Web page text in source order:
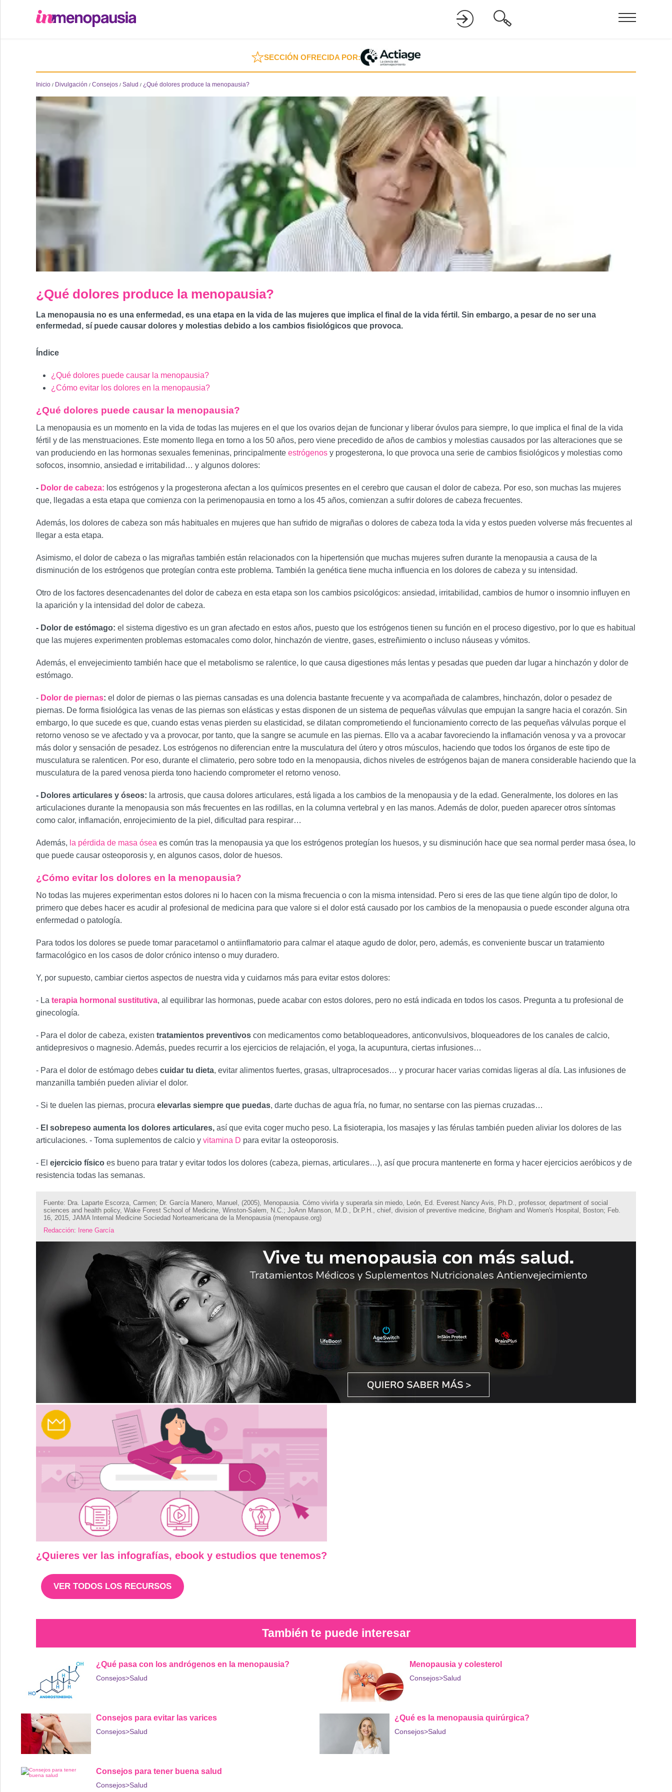
Investigación
SECCIÓN OFRECIDA POR:
Inicio / Divulgación / Consejos / Salud / ¿Qué dolores produce la menopausia?
¿Qué dolores produce la menopausia?
La menopausia no es una enfermedad, es una etapa en la vida de las mujeres que implica el final de la vida fértil. Sin embargo, a pesar de no ser una
enfermedad, sí puede causar dolores y molestias debido a los cambios fisiológicos que provoca.
Índice
¿Qué dolores puede causar la menopausia?
¿Cómo evitar los dolores en la menopausia?
¿Qué dolores puede causar la menopausia?
La menopausia es un momento en la vida de todas las mujeres en el que los ovarios dejan de funcionar y liberar óvulos para siempre, lo que implica el final de la vida
fértil y de las menstruaciones. Este momento llega en torno a los 50 años, pero viene precedido de años de cambios y molestias causados por las alteraciones que se
van produciendo en las hormonas sexuales femeninas, principalmente estrógenos y progesterona, lo que provoca una serie de cambios fisiológicos y molestias como
sofocos, insomnio, ansiedad e irritabilidad… y algunos dolores:
- Dolor de cabeza: los estrógenos y la progesterona afectan a los químicos presentes en el cerebro que causan el dolor de cabeza. Por eso, son muchas las mujeres
que, llegadas a esta etapa que comienza con la perimenopausia en torno a los 45 años, comienzan a sufrir dolores de cabeza frecuentes.
Además, los dolores de cabeza son más habituales en mujeres que han sufrido de migrañas o dolores de cabeza toda la vida y estos pueden volverse más frecuentes al
llegar a esta etapa.
Asimismo, el dolor de cabeza o las migrañas también están relacionados con la hipertensión que muchas mujeres sufren durante la menopausia a causa de la
disminución de los estrógenos que protegían contra este problema. También la genética tiene mucha influencia en los dolores de cabeza y su intensidad.
Otro de los factores desencadenantes del dolor de cabeza en esta etapa son los cambios psicológicos: ansiedad, irritabilidad, cambios de humor o insomnio influyen en
la aparición y la intensidad del dolor de cabeza.
- Dolor de estómago: el sistema digestivo es un gran afectado en estos años, puesto que los estrógenos tienen su función en el proceso digestivo, por lo que es habitual
que las mujeres experimenten problemas estomacales como dolor, hinchazón de vientre, gases, estreñimiento o incluso náuseas y vómitos.
Además, el envejecimiento también hace que el metabolismo se ralentice, lo que causa digestiones más lentas y pesadas que pueden dar lugar a hinchazón y dolor de
estómago.
- Dolor de piernas: el dolor de piernas o las piernas cansadas es una dolencia bastante frecuente y va acompañada de calambres, hinchazón, dolor o pesadez de
piernas. De forma fisiológica las venas de las piernas son elásticas y estas disponen de un sistema de pequeñas válvulas que empujan la sangre hacia el corazón. Sin
embargo, lo que sucede es que, cuando estas venas pierden su elasticidad, se dilatan comprometiendo el funcionamiento correcto de las pequeñas válvulas porque el
retorno venoso se ve afectado y va a provocar, por tanto, que la sangre se acumule en las piernas. Ello va a acabar favoreciendo la inflamación venosa y va a provocar
más dolor y sensación de pesadez. Los estrógenos no diferencian entre la musculatura del útero y otros músculos, haciendo que todos los órganos de este tipo de
musculatura se ralenticen. Por eso, durante el climaterio, pero sobre todo en la menopausia, dichos niveles de estrógenos bajan de manera considerable haciendo que la
musculatura de la pared venosa pierda tono haciendo comprometer el retorno venoso.
- Dolores articulares y óseos: la artrosis, que causa dolores articulares, está ligada a los cambios de la menopausia y de la edad. Generalmente, los dolores en las
articulaciones durante la menopausia son más frecuentes en las rodillas, en la columna vertebral y en las manos. Además de dolor, pueden aparecer otros síntomas
como calor, inflamación, enrojecimiento de la piel, dificultad para respirar…
Además, la pérdida de masa ósea es común tras la menopausia ya que los estrógenos protegían los huesos, y su disminución hace que sea normal perder masa ósea, lo
que puede causar osteoporosis y, en algunos casos, dolor de huesos.
¿Cómo evitar los dolores en la menopausia?
No todas las mujeres experimentan estos dolores ni lo hacen con la misma frecuencia o con la misma intensidad. Pero si eres de las que tiene algún tipo de dolor, lo
primero que debes hacer es acudir al profesional de medicina para que valore si el dolor está causado por los cambios de la menopausia o puede esconder alguna otra
enfermedad o patología.
Para todos los dolores se puede tomar paracetamol o antiinflamatorio para calmar el ataque agudo de dolor, pero, además, es conveniente buscar un tratamiento
farmacológico en los casos de dolor crónico intenso o muy duradero.
Y, por supuesto, cambiar ciertos aspectos de nuestra vida y cuidarnos más para evitar estos dolores:
- La terapia hormonal sustitutiva, al equilibrar las hormonas, puede acabar con estos dolores, pero no está indicada en todos los casos. Pregunta a tu profesional de
ginecología.
- Para el dolor de cabeza, existen tratamientos preventivos con medicamentos como betabloqueadores, anticonvulsivos, bloqueadores de los canales de calcio,
antidepresivos o magnesio. Además, puedes recurrir a los ejercicios de relajación, el yoga, la acupuntura, ciertas infusiones…
- Para el dolor de estómago debes cuidar tu dieta, evitar alimentos fuertes, grasas, ultraprocesados… y procurar hacer varias comidas ligeras al día. Las infusiones de
manzanilla también pueden aliviar el dolor.
- Si te duelen las piernas, procura elevarlas siempre que puedas, darte duchas de agua fría, no fumar, no sentarse con las piernas cruzadas…
- El sobrepeso aumenta los dolores articulares, así que evita coger mucho peso. La fisioterapia, los masajes y las férulas también pueden aliviar los dolores de las
articulaciones. - Toma suplementos de calcio y vitamina D para evitar la osteoporosis.
- El ejercicio físico es bueno para tratar y evitar todos los dolores (cabeza, piernas, articulares…), así que procura mantenerte en forma y hacer ejercicios aeróbicos y de
resistencia todas las semanas.
Fuente: Dra. Laparte Escorza, Carmen; Dr. García Manero, Manuel, (2005), Menopausia. Cómo vivirla y superarla sin miedo, León, Ed. Everest.Nancy Avis, Ph.D., professor, department of social
sciences and health policy, Wake Forest School of Medicine, Winston-Salem, N.C.; JoAnn Manson, M.D., Dr.P.H., chief, division of preventive medicine, Brigham and Women's Hospital, Boston; Feb.
16, 2015, JAMA Internal Medicine Sociedad Norteamericana de la Menopausia (menopause.org)
Redacción: Irene García
¿Quieres ver las infografías, ebook y estudios que tenemos?
VER TODOS LOS RECURSOS
También te puede interesar
¿Qué pasa con los andrógenos en la menopausia?
Consejos>Salud
Menopausia y colesterol
Consejos>Salud
Consejos para evitar las varices
Consejos>Salud
¿Qué es la menopausia quirúrgica?
Consejos>Salud
Consejos para tener buena salud
Consejos>Salud